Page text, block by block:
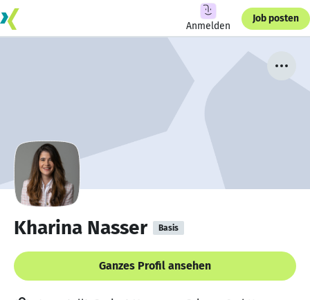
Anmelden
Job posten
Kharina Nasser Basis
Ganzes Profil ansehen